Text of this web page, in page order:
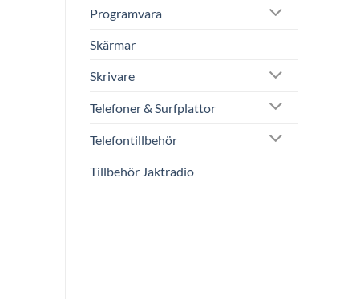
Programvara
Skärmar
Skrivare
Telefoner & Surfplattor
Telefontillbehör
Tillbehör Jaktradio